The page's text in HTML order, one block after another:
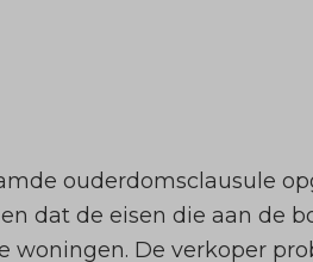
ouderdomsclausule
dat de eisen die aan de
De verkoper